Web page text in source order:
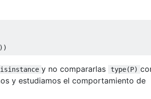
))
isinstance y no compararlas type(P)
y estudiamos el comportamiento de